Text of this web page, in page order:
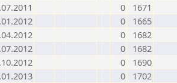
0
1671
0
1665
0
1682
0
1682
0
1690
0
1702